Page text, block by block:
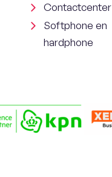
Contactcenter
Softphone en
hardphone